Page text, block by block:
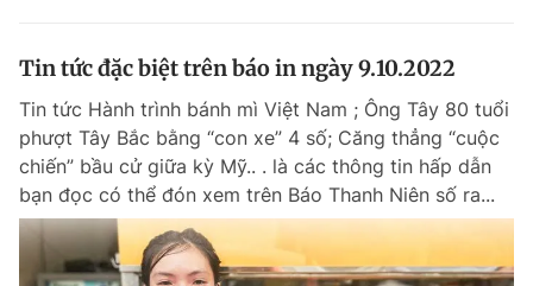
Tin tức đặc biệt trên báo in ngày 9.10.2022
Tin tức Hành trình bánh mì Việt Nam ; Ông Tây 80 tuổi
phượt Tây Bắc bằng “con xe” 4 số; Căng thẳng “cuộc
chiến” bầu cử giữa kỳ Mỹ.. . là các thông tin hấp dẫn
bạn đọc có thể đón xem trên Báo Thanh Niên số ra...